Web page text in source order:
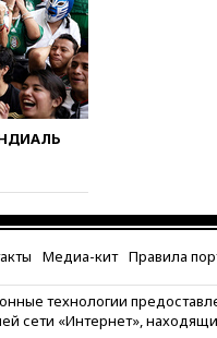
призвал
в
в
ВСУ по
Медиа-кит Правила
технологии
сети «Интернет»,